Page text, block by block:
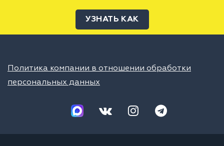
УЗНАТЬ КАК
Политика компании в отношении обработки
персональных данных